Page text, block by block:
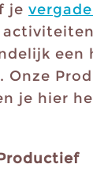
je
een
Onze
je hier